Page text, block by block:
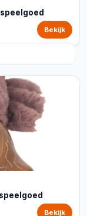
Bekijk
Bekijk